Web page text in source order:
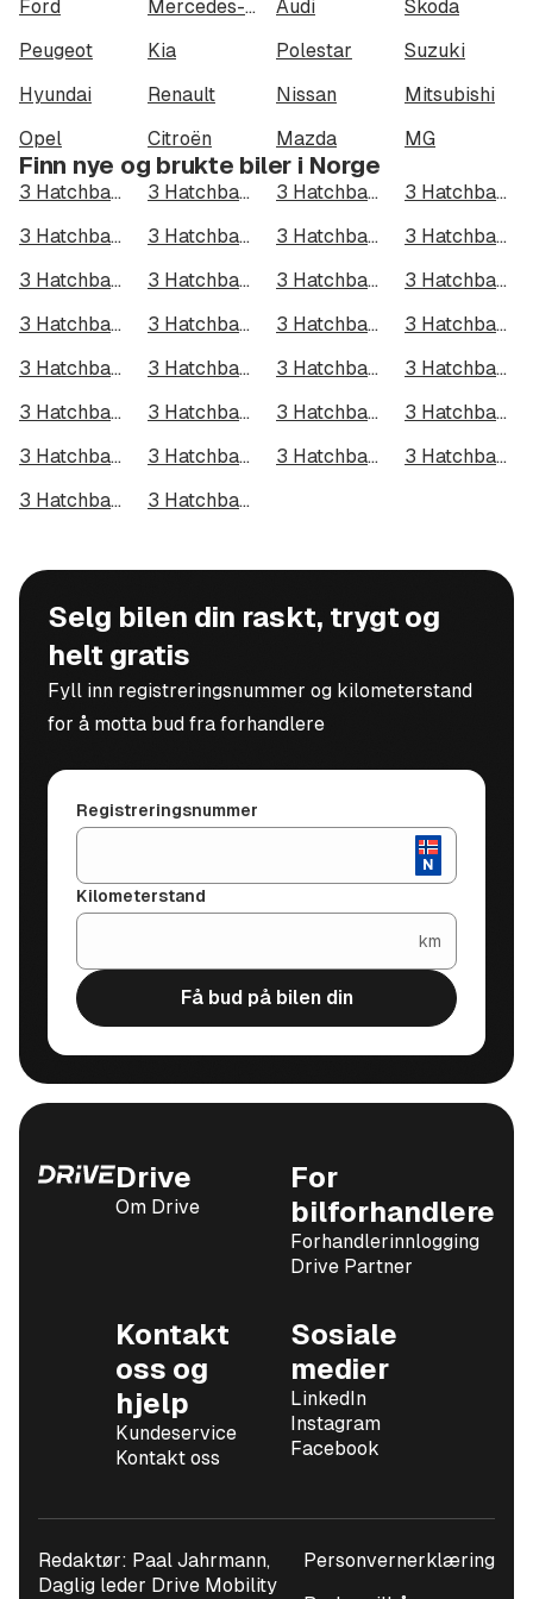
Ford Mercedes-Benz Audi
Škoda
Peugeot
Kia Polestar
Suzuki
Hyundai
Renault Nissan
Mitsubishi
Opel
Citroën Mazda MG
Finn nye og brukte biler i Norge
3 Hatchback i Oslo 3 Hatchback i Bergen 3 Hatchback i Trondheim
3 Hatchback i Stavanger
3 Hatchback i Kristiansand
3 Hatchback i Fredrikstad 3 Hatchback i Drammen
3 Hatchback i Skien
3 Hatchback i Tromsø
3 Hatchback i Ålesund 3 Hatchback i Moss
3 Hatchback i Porsgrunn
3 Hatchback i Bodø
3 Hatchback i Arendal 3 Hatchback i Hamar
3 Hatchback i Larvik
3 Hatchback i Halden
3 Hatchback i Lillehammer 3 Hatchback i Molde
3 Hatchback i Kongsberg
3 Hatchback i Harstad
3 Hatchback i Gjøvik 3 Hatchback i Sarpsborg
3 Hatchback i Sandefjord
3 Hatchback i Kristiansund
3 Hatchback i Tromsdalen 3 Hatchback i Narvik
3 Hatchback i Steinkjer
3 Hatchback i Haugesund
3 Hatchback i Alta
Selg bilen din raskt, trygt og
helt gratis
Fyll inn registreringsnummer og kilometerstand
for å motta bud fra forhandlere
Registreringsnummer
Kilometerstand
km
Få bud på bilen din
Drive
Om Drive
For
bilforhandlere
Forhandlerinnlogging
Drive Partner
Kontakt
oss og
hjelp
Kundeservice
Kontakt oss
Sosiale
medier
LinkedIn
Instagram
Facebook
Redaktør: Paal Jahrmann,
Daglig leder Drive Mobility
Personvernerklæring